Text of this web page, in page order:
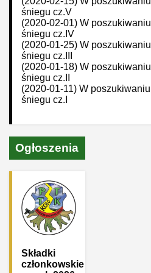
śniegu cz.V
(2020-02-01) W poszukiwaniu
śniegu cz.IV
(2020-01-25) W poszukiwaniu
śniegu cz.III
(2020-01-18) W poszukiwaniu
śniegu cz.II
(2020-01-11) W poszukiwaniu
śniegu cz.I
Ogłoszenia
Składki
członkowskie